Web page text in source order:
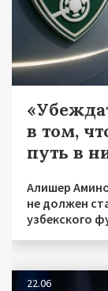
в том,
путь в
Алишер
не должен
узбекского
22.06